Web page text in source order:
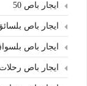
ايجار باص 50
ايجار باص
ايجار باص
ايجار باص